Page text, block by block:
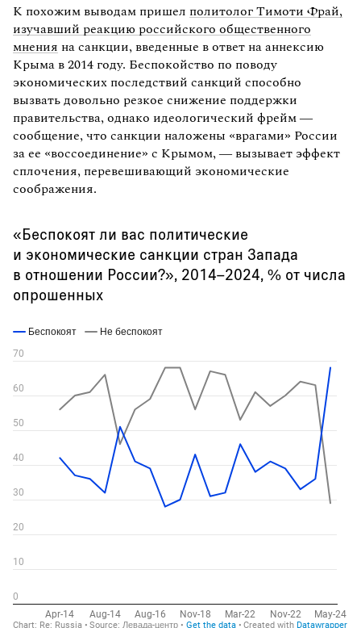
К похожим выводам пришел политолог Тимоти Фрай,
изучавший реакцию российского общественного
мнения на санкции, введенные в ответ на аннексию
Крыма в 2014 году. Беспокойство по поводу
экономических последствий санкций способно
вызвать довольно резкое снижение поддержки
правительства, однако идеологический фрейм —
сообщение, что санкции наложены «врагами» России
за ее «воссоединение» с Крымом, — вызывает эффект
сплочения, перевешивающий экономические
соображения.
«Беспокоят ли вас политические
и экономические санкции стран Запада
в отношении России?», 2014–2024, % от числа
опрошенных